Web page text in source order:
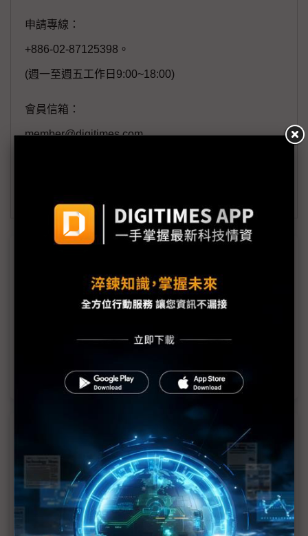
申請專線：
+886-02-87125398。
(週一至週五工作日9:00~18:00)
會員信箱：
member@digitimes.com
回補急單優於預期 IC設計1Q23成績不俗
台積電釋擴產放緩風向 IC設計投片成本恐難降
MLCC訂單過熱、出貨比創高 村田示警全球AI基
建熱潮將趨緩
2027全年記憶體產能提前售罄 買家「祕而不
宣」只怕買不夠